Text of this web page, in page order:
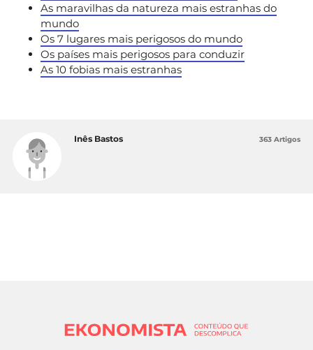
As maravilhas da natureza mais estranhas do
mundo
Os 7 lugares mais perigosos do mundo
Os países mais perigosos para conduzir
As 10 fobias mais estranhas
Inês Bastos 363 Artigos